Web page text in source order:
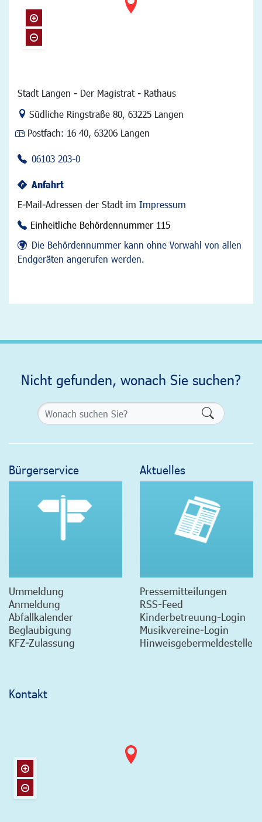
Stadt Langen - Der Magistrat - Rathaus
Link zur Google-Maps Navigation
Südliche Ringstraße 80, 63225 Langen
Postfach: 16 40, 63206 Langen
06103 203-0
Anfahrt
E-Mail-Adressen der Stadt im Impressum
Einheitliche Behördennummer 115
Die Behördennummer kann ohne Vorwahl von allen
Endgeräten angerufen werden.
Nicht gefunden, wonach Sie suchen?
Bürgerservice
Ummeldung
Anmeldung
Abfallkalender
Beglaubigung
KFZ-Zulassung
Aktuelles
Pressemitteilungen
RSS-Feed
Kinderbetreuung-Login
Musikvereine-Login
Hinweisgebermeldestelle
Kontakt